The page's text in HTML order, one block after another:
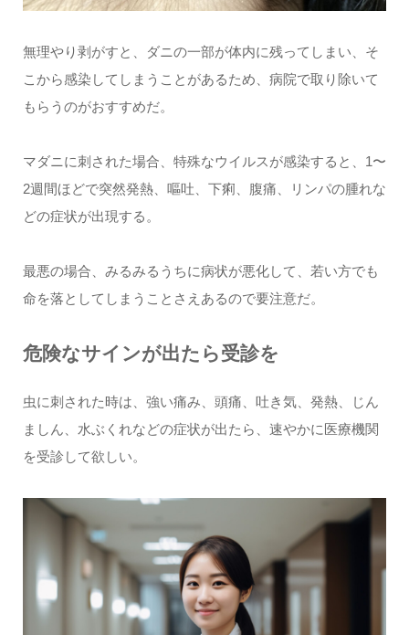
無理やり剥がすと、ダニの一部が体内に残ってしまい、そ
こから感染してしまうことがあるため、病院で取り除いて
もらうのがおすすめだ。
マダニに刺された場合、特殊なウイルスが感染すると、1〜
2週間ほどで突然発熱、嘔吐、下痢、腹痛、リンパの腫れな
どの症状が出現する。
最悪の場合、みるみるうちに病状が悪化して、若い方でも
命を落としてしまうことさえあるので要注意だ。
危険なサインが出たら受診を
虫に刺された時は、強い痛み、頭痛、吐き気、発熱、じん
ましん、水ぶくれなどの症状が出たら、速やかに医療機関
を受診して欲しい。